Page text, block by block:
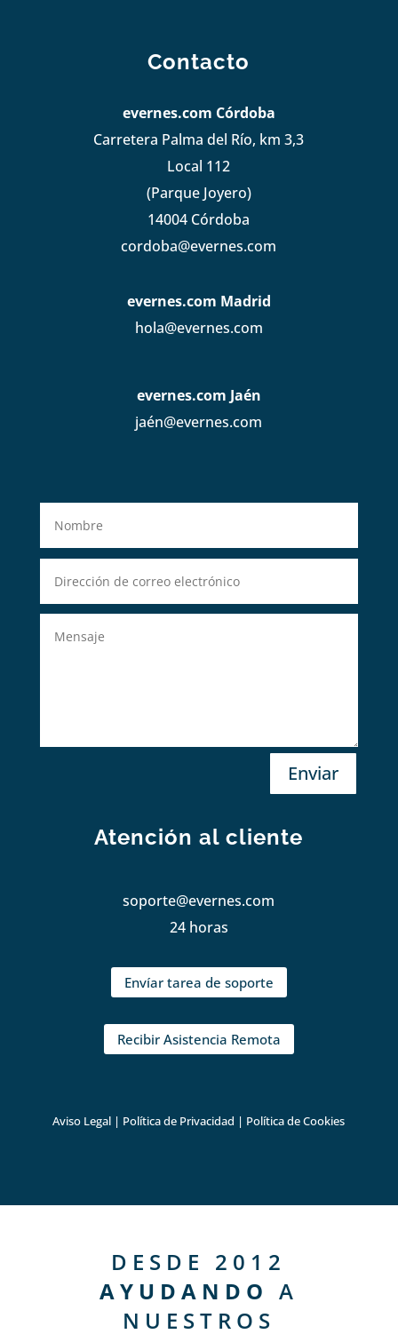
Contacto
evernes.com Córdoba
Carretera Palma del Río, km 3,3
Local 112
(Parque Joyero)
14004 Córdoba
cordoba@evernes.com
evernes.com Madrid
hola@evernes.com
evernes.com Jaén
jaén@evernes.com
Enviar
Atención al cliente
soporte@evernes.com
24 horas
Envíar tarea de soporte
Recibir Asistencia Remota
Aviso Legal | Política de Privacidad | Política de Cookies
DESDE 2012
AYUDANDO A
NUESTROS